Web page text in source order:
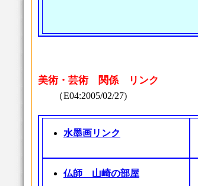
美術・芸術 関係 リンク
（E04:2005/02/27)
水墨画リンク
仏師 山崎の部屋